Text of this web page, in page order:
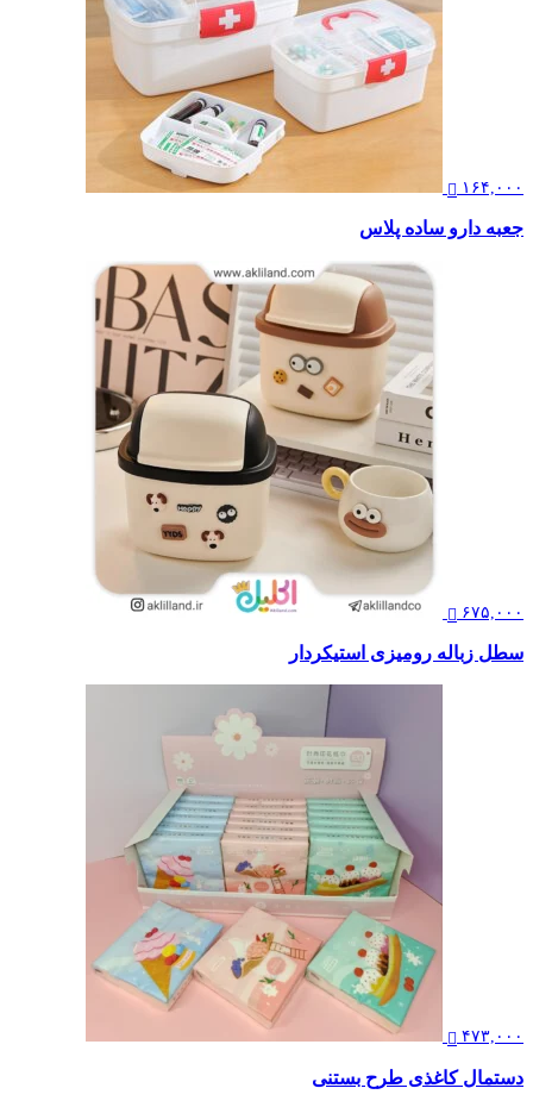
۱۶۴,۰۰۰
جعبه دارو ساده پلاس
۶۷۵,۰۰۰
سطل زباله رومیزی استیکردار
۴۷۳,۰۰۰
دستمال کاغذی طرح بستنی